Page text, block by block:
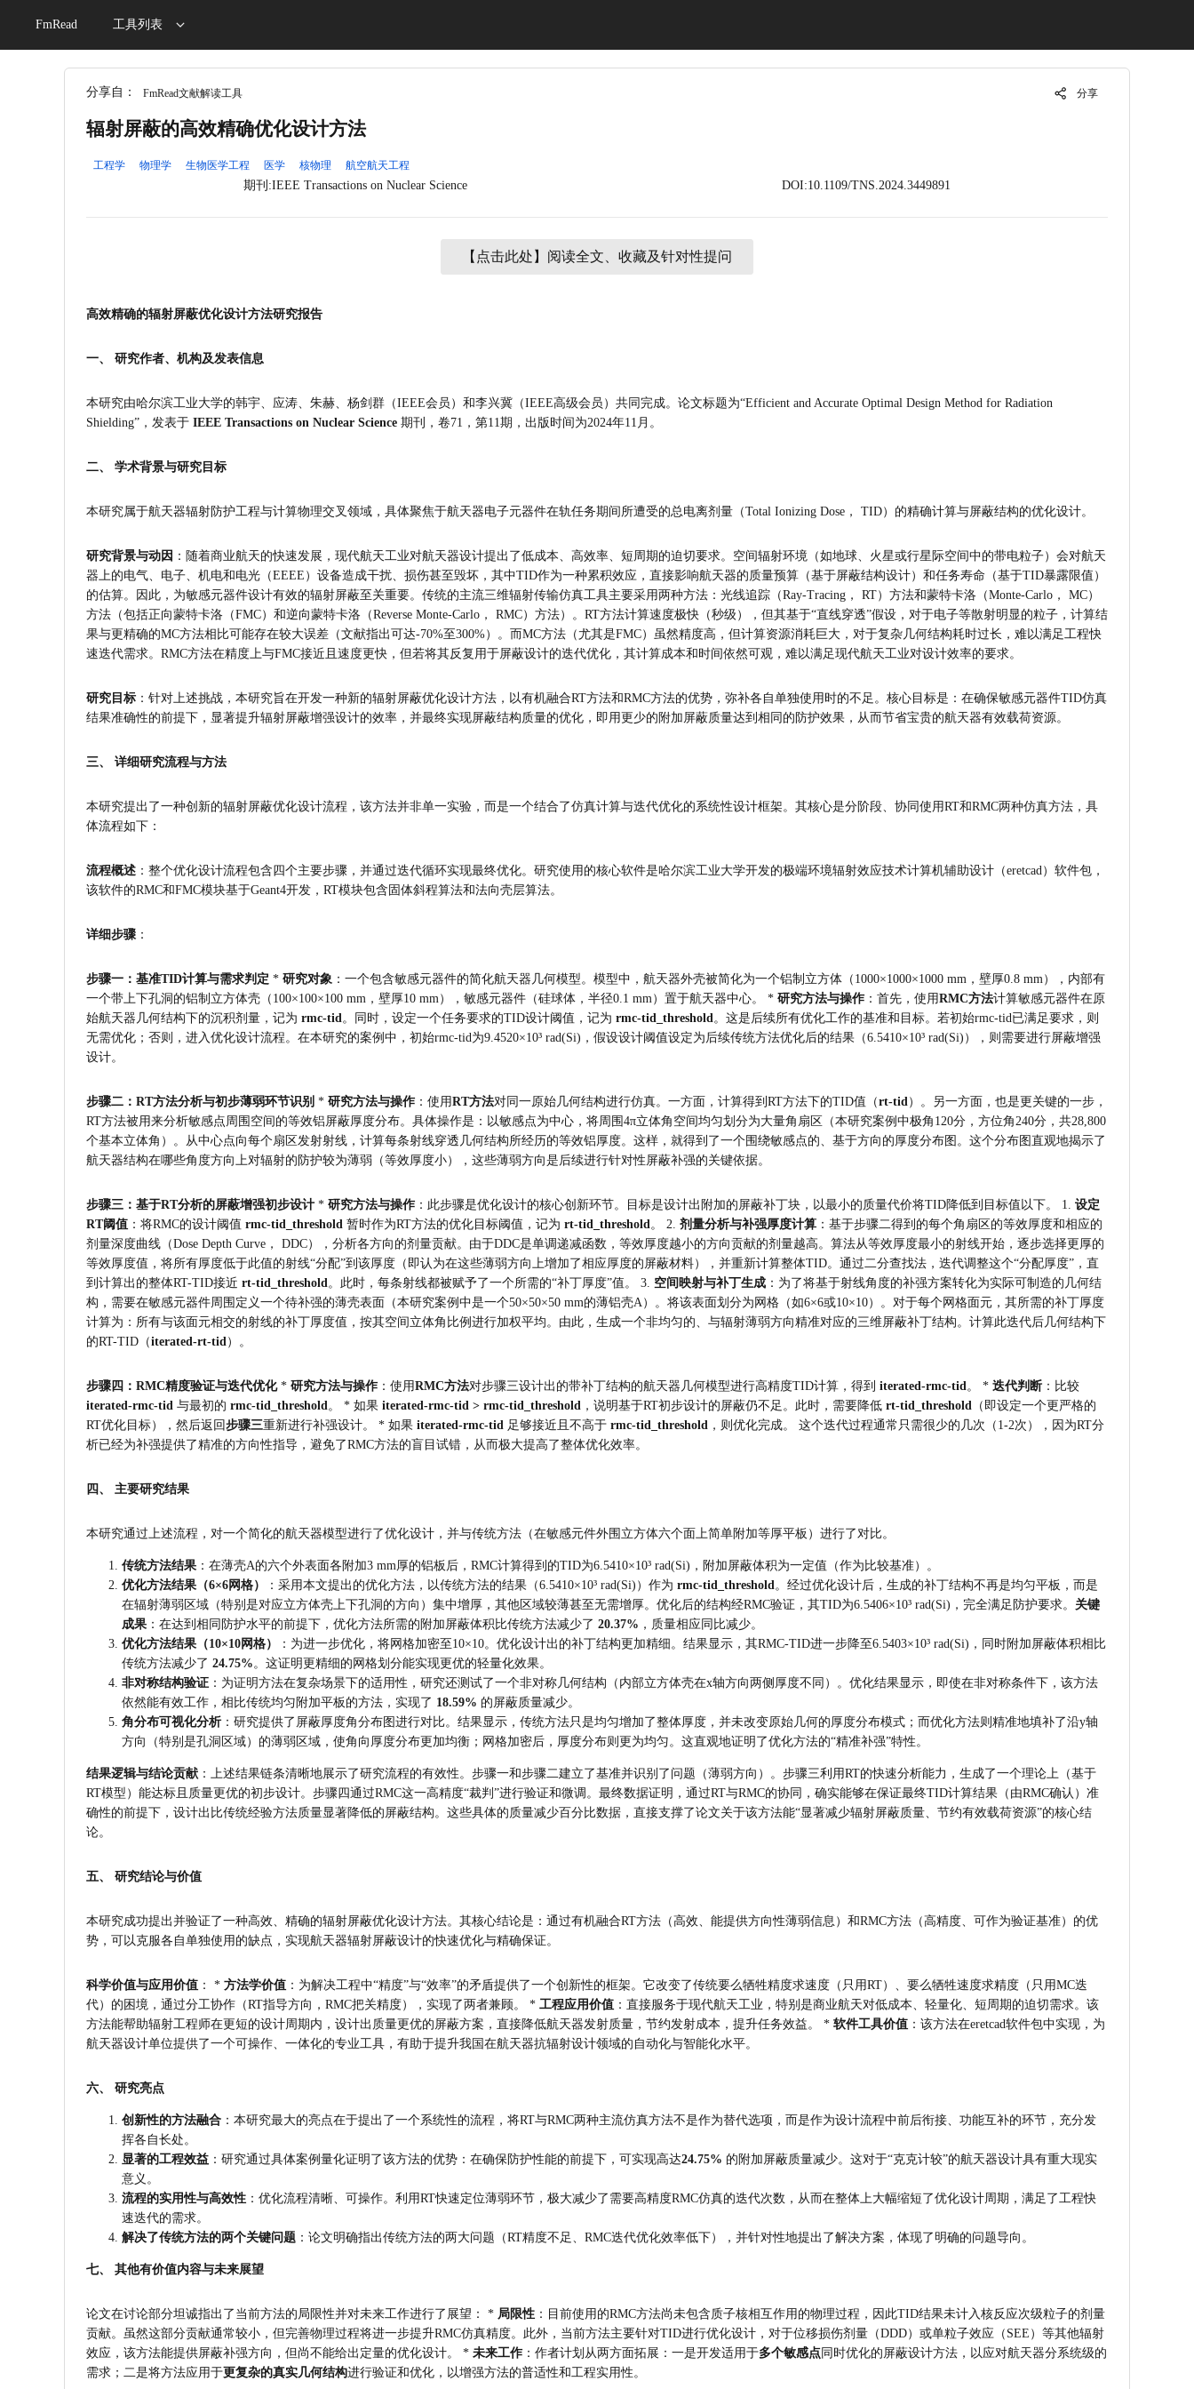
FmRead 工具列表
分享自： FmRead文献解读工具 分享
辐射屏蔽的高效精确优化设计方法
工程学 物理学 生物医学工程 医学 核物理 航空航天工程
期刊:IEEE Transactions on Nuclear Science DOI:10.1109/TNS.2024.3449891
【点击此处】阅读全文、收藏及针对性提问
高效精确的辐射屏蔽优化设计方法研究报告
一、 研究作者、机构及发表信息
本研究由哈尔滨工业大学的韩宇、应涛、朱赫、杨剑群（IEEE会员）和李兴冀（IEEE高级会员）共同完成。论文标题为“Efficient and Accurate Optimal Design Method for Radiation
Shielding”，发表于 IEEE Transactions on Nuclear Science 期刊，卷71，第11期，出版时间为2024年11月。
二、 学术背景与研究目标
本研究属于航天器辐射防护工程与计算物理交叉领域，具体聚焦于航天器电子元器件在轨任务期间所遭受的总电离剂量（Total Ionizing Dose， TID）的精确计算与屏蔽结构的优化设计。
研究背景与动因 ：随着商业航天的快速发展，现代航天工业对航天器设计提出了低成本、高效率、短周期的迫切要求。空间辐射环境（如地球、火星或行星际空间中的带电粒子）会对航天
器上的电气、电子、机电和电光（EEEE）设备造成干扰、损伤甚至毁坏，其中TID作为一种累积效应，直接影响航天器的质量预算（基于屏蔽结构设计）和任务寿命（基于TID暴露限值）
的估算。因此，为敏感元器件设计有效的辐射屏蔽至关重要。传统的主流三维辐射传输仿真工具主要采用两种方法：光线追踪（Ray-Tracing， RT）方法和蒙特卡洛（Monte-Carlo， MC）
方法（包括正向蒙特卡洛（FMC）和逆向蒙特卡洛（Reverse Monte-Carlo， RMC）方法）。RT方法计算速度极快（秒级），但其基于“直线穿透”假设，对于电子等散射明显的粒子，计算结
果与更精确的MC方法相比可能存在较大误差（文献指出可达-70%至300%）。而MC方法（尤其是FMC）虽然精度高，但计算资源消耗巨大，对于复杂几何结构耗时过长，难以满足工程快
速迭代需求。RMC方法在精度上与FMC接近且速度更快，但若将其反复用于屏蔽设计的迭代优化，其计算成本和时间依然可观，难以满足现代航天工业对设计效率的要求。
研究目标 ：针对上述挑战，本研究旨在开发一种新的辐射屏蔽优化设计方法，以有机融合RT方法和RMC方法的优势，弥补各自单独使用时的不足。核心目标是：在确保敏感元器件TID仿真
结果准确性的前提下，显著提升辐射屏蔽增强设计的效率，并最终实现屏蔽结构质量的优化，即用更少的附加屏蔽质量达到相同的防护效果，从而节省宝贵的航天器有效载荷资源。
三、 详细研究流程与方法
本研究提出了一种创新的辐射屏蔽优化设计流程，该方法并非单一实验，而是一个结合了仿真计算与迭代优化的系统性设计框架。其核心是分阶段、协同使用RT和RMC两种仿真方法，具
体流程如下：
流程概述 ：整个优化设计流程包含四个主要步骤，并通过迭代循环实现最终优化。研究使用的核心软件是哈尔滨工业大学开发的极端环境辐射效应技术计算机辅助设计（eretcad）软件包，
该软件的RMC和FMC模块基于Geant4开发，RT模块包含固体斜程算法和法向壳层算法。
详细步骤 ：
步骤一：基准TID计算与需求判定 * 研究对象 ：一个包含敏感元器件的简化航天器几何模型。模型中，航天器外壳被简化为一个铝制立方体（1000×1000×1000 mm，壁厚0.8 mm），内部有
一个带上下孔洞的铝制立方体壳（100×100×100 mm，壁厚10 mm），敏感元器件（硅球体，半径0.1 mm）置于航天器中心。 * 研究方法与操作 ：首先，使用RMC方法计算敏感元器件在原
始航天器几何结构下的沉积剂量，记为 rmc-tid 。同时，设定一个任务要求的TID设计阈值，记为 rmc-tid_threshold 。这是后续所有优化工作的基准和目标。若初始rmc-tid已满足要求，则
无需优化；否则，进入优化设计流程。在本研究的案例中，初始rmc-tid为9.4520×10³ rad(Si)，假设设计阈值设定为后续传统方法优化后的结果（6.5410×10³ rad(Si)），则需要进行屏蔽增强
设计。
步骤二：RT方法分析与初步薄弱环节识别 * 研究方法与操作 ：使用RT方法对同一原始几何结构进行仿真。一方面，计算得到RT方法下的TID值（rt-tid ）。另一方面，也是更关键的一步，
RT方法被用来分析敏感点周围空间的等效铝屏蔽厚度分布。具体操作是：以敏感点为中心，将周围4π立体角空间均匀划分为大量角扇区（本研究案例中极角120分，方位角240分，共28,800
个基本立体角）。从中心点向每个扇区发射射线，计算每条射线穿透几何结构所经历的等效铝厚度。这样，就得到了一个围绕敏感点的、基于方向的厚度分布图。这个分布图直观地揭示了
航天器结构在哪些角度方向上对辐射的防护较为薄弱（等效厚度小），这些薄弱方向是后续进行针对性屏蔽补强的关键依据。
步骤三：基于RT分析的屏蔽增强初步设计 * 研究方法与操作 ：此步骤是优化设计的核心创新环节。目标是设计出附加的屏蔽补丁块，以最小的质量代价将TID降低到目标值以下。 1. 设定
RT阈值 ：将RMC的设计阈值 rmc-tid_threshold 暂时作为RT方法的优化目标阈值，记为 rt-tid_threshold 。 2. 剂量分析与补强厚度计算 ：基于步骤二得到的每个角扇区的等效厚度和相应的
剂量深度曲线（Dose Depth Curve， DDC），分析各方向的剂量贡献。由于DDC是单调递减函数，等效厚度越小的方向贡献的剂量越高。算法从等效厚度最小的射线开始，逐步选择更厚的
等效厚度值，将所有厚度低于此值的射线“分配”到该厚度（即认为在这些薄弱方向上增加了相应厚度的屏蔽材料），并重新计算整体TID。通过二分查找法，迭代调整这个“分配厚度”，直
到计算出的整体RT-TID接近 rt-tid_threshold 。此时，每条射线都被赋予了一个所需的“补丁厚度”值。 3. 空间映射与补丁生成 ：为了将基于射线角度的补强方案转化为实际可制造的几何结
构，需要在敏感元器件周围定义一个待补强的薄壳表面（本研究案例中是一个50×50×50 mm的薄铝壳A）。将该表面划分为网格（如6×6或10×10）。对于每个网格面元，其所需的补丁厚度
计算为：所有与该面元相交的射线的补丁厚度值，按其空间立体角比例进行加权平均。由此，生成一个非均匀的、与辐射薄弱方向精准对应的三维屏蔽补丁结构。计算此迭代后几何结构下
的RT-TID（iterated-rt-tid ）。
步骤四：RMC精度验证与迭代优化 * 研究方法与操作 ：使用RMC方法对步骤三设计出的带补丁结构的航天器几何模型进行高精度TID计算，得到 iterated-rmc-tid 。 * 迭代判断
iterated-rmc-tid 与最初的 rmc-tid_threshold 。 * 如果 iterated-rmc-tid > rmc-tid_threshold ，说明基于RT初步设计的屏蔽仍不足。此时，需要降低 rt-tid_threshold
（即设定一个更严格的
RT优化目标），然后返回 步骤三重新进行补强设计。 * 如果 iterated-rmc-tid 足够接近且不高于 rmc-tid_threshold ，则优化完成。 这个迭代过程通常只需很少的几次（1-2次），因为RT分
析已经为补强提供了精准的方向性指导，避免了RMC方法的盲目试错，从而极大提高了整体优化效率。
四、 主要研究结果
本研究通过上述流程，对一个简化的航天器模型进行了优化设计，并与传统方法（在敏感元件外围立方体六个面上简单附加等厚平板）进行了对比。
传统方法结果 ：在薄壳A的六个外表面各附加3 mm厚的铝板后，RMC计算得到的TID为6.5410×10³ rad(Si)，附加屏蔽体积为一定值（作为比较基准）。
优化方法结果（6×6网格）
：采用本文提出的优化方法，以传统方法的结果（6.5410×10³ rad(Si)）作为 rmc-tid_threshold 。经过优化设计后，生成的补丁结构不再是均匀平板，而是
在辐射薄弱区域（特别是对应立方体壳上下孔洞的方向）集中增厚，其他区域较薄甚至无需增厚。优化后的结构经RMC验证，其TID为6.5406×10³ rad(Si)，完全满足防护要求。 关键
成果 ：在达到相同防护水平的前提下，优化方法所需的附加屏蔽体积比传统方法减少了 20.37% ，质量相应同比减少。
优化方法结果（10×10网格）
：为进一步优化，将网格加密至10×10。优化设计出的补丁结构更加精细。结果显示，其RMC-TID进一步降至6.5403×10³ rad(Si)，同时附加屏蔽体积相比
传统方法减少了 24.75% 。这证明更精细的网格划分能实现更优的轻量化效果。
非对称结构验证 ：为证明方法在复杂场景下的适用性，研究还测试了一个非对称几何结构（内部立方体壳在x轴方向两侧厚度不同）。优化结果显示，即使在非对称条件下，该方法
依然能有效工作，相比传统均匀附加平板的方法，实现了 18.59% 的屏蔽质量减少。
角分布可视化分析：研究提供了屏蔽厚度角分布图进行对比。结果显示，传统方法只是均匀增加了整体厚度，并未改变原始几何的厚度分布模式；而优化方法则精准地填补了沿y轴
方向（特别是孔洞区域）的薄弱区域，使角向厚度分布更加均衡；网格加密后，厚度分布则更为均匀。这直观地证明了优化方法的“精准补强”特性。
结果逻辑与结论贡献 ：上述结果链条清晰地展示了研究流程的有效性。步骤一和步骤二建立了基准并识别了问题（薄弱方向）。步骤三利用RT的快速分析能力，生成了一个理论上（基于
RT模型）能达标且质量更优的初步设计。步骤四通过RMC这一高精度“裁判”进行验证和微调。最终数据证明，通过RT与RMC的协同，确实能够在保证最终TID计算结果（由RMC确认）准
确性的前提下，设计出比传统经验方法质量显著降低的屏蔽结构。这些具体的质量减少百分比数据，直接支撑了论文关于该方法能“显著减少辐射屏蔽质量、节约有效载荷资源”的核心结
论。
五、 研究结论与价值
本研究成功提出并验证了一种高效、精确的辐射屏蔽优化设计方法。其核心结论是：通过有机融合RT方法（高效、能提供方向性薄弱信息）和RMC方法（高精度、可作为验证基准）的优
势，可以克服各自单独使用的缺点，实现航天器辐射屏蔽设计的快速优化与精确保证。
科学价值与应用价值 ： * 方法学价值 ：为解决工程中“精度”与“效率”的矛盾提供了一个创新性的框架。它改变了传统要么牺牲精度求速度（只用RT）、要么牺牲速度求精度（只用MC迭
代）的困境，通过分工协作（RT指导方向，RMC把关精度），实现了两者兼顾。 * 工程应用价值 ：直接服务于现代航天工业，特别是商业航天对低成本、轻量化、短周期的迫切需求。该
方法能帮助辐射工程师在更短的设计周期内，设计出质量更优的屏蔽方案，直接降低航天器发射质量，节约发射成本，提升任务效益。 * 软件工具价值 ：该方法在eretcad软件包中实现，为
航天器设计单位提供了一个可操作、一体化的专业工具，有助于提升我国在航天器抗辐射设计领域的自动化与智能化水平。
六、 研究亮点
创新性的方法融合 ：本研究最大的亮点在于提出了一个系统性的流程，将RT与RMC两种主流仿真方法不是作为替代选项，而是作为设计流程中前后衔接、功能互补的环节，充分发
挥各自长处。
显著的工程效益 ：研究通过具体案例量化证明了该方法的优势：在确保防护性能的前提下，可实现高达24.75% 的附加屏蔽质量减少。这对于“克克计较”的航天器设计具有重大现实
意义。
流程的实用性与高效性 ：优化流程清晰、可操作。利用RT快速定位薄弱环节，极大减少了需要高精度RMC仿真的迭代次数，从而在整体上大幅缩短了优化设计周期，满足了工程快
速迭代的需求。
解决了传统方法的两个关键问题 ：论文明确指出传统方法的两大问题（RT精度不足、RMC迭代优化效率低下），并针对性地提出了解决方案，体现了明确的问题导向。
七、 其他有价值内容与未来展望
论文在讨论部分坦诚指出了当前方法的局限性并对未来工作进行了展望： * 局限性 ：目前使用的RMC方法尚未包含质子核相互作用的物理过程，因此TID结果未计入核反应次级粒子的剂量
贡献。虽然这部分贡献通常较小，但完善物理过程将进一步提升RMC仿真精度。此外，当前方法主要针对TID进行优化设计，对于位移损伤剂量（DDD）或单粒子效应（SEE）等其他辐射
效应，该方法能提供屏蔽补强方向，但尚不能给出定量的优化设计。 * 未来工作 ：作者计划从两方面拓展：一是开发适用于多个敏感点 同时优化的屏蔽设计方法，以应对航天器分系统级的
需求；二是将方法应用于更复杂的真实几何结构进行验证和优化，以增强方法的普适性和工程实用性。